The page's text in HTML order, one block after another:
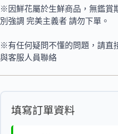
※因鮮花屬於生鮮商品，無鑑賞
別強調 完美主義者 請勿下單。
※有任何疑問不懂的問題，請直
與客服人員聯絡
填寫訂單資料